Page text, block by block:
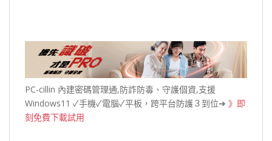
PC-cillin 內建密碼管理通,防詐防毒、守護個資,支援
Windows11 ✓手機✓電腦✓平板，跨平台防護３到位➔ 》即
刻免費下載試用